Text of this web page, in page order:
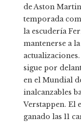
de Aston
temporada
la escudería
mantenerse a
sigue por
en el Mundial
inalcanzables
Verstappen. El
ganado las 11